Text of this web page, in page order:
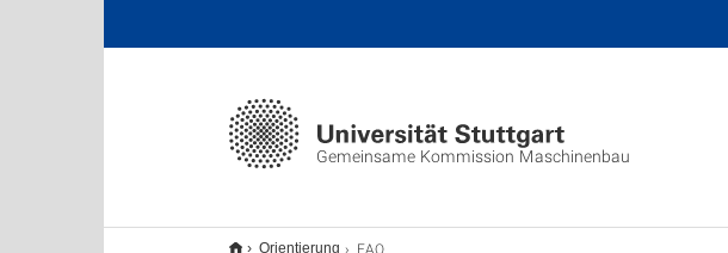
Gemeinsame Kommission Maschinenbau
Orientierung FAQ